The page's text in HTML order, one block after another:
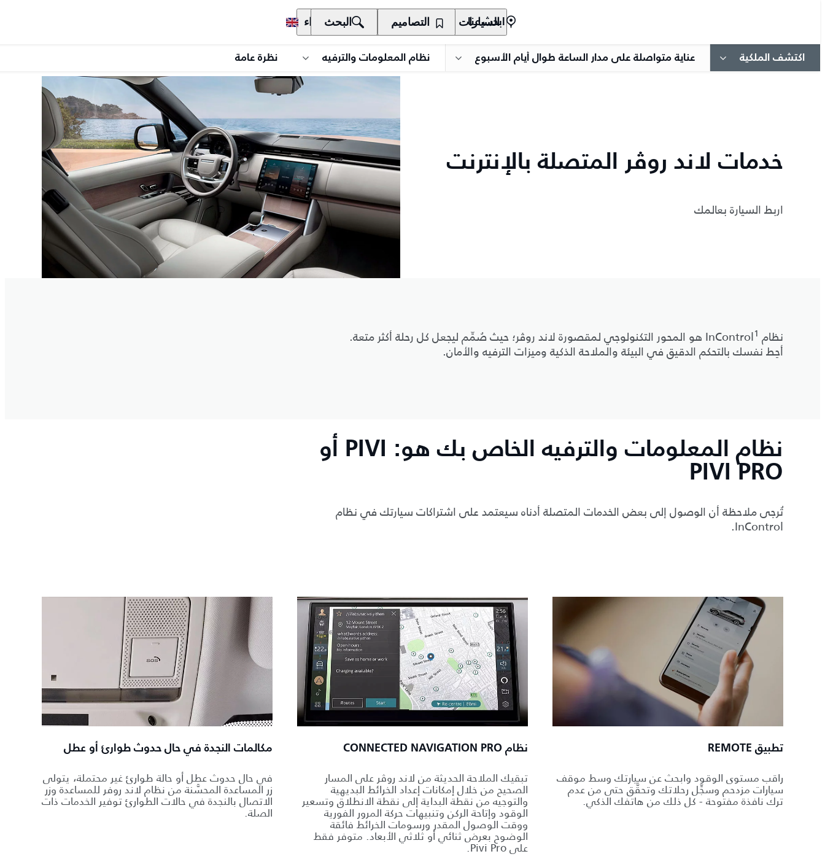
السيارات المالكون الاكتشاف الشراء ابحث عنا التصاميم البحث
اكتشف الملكية عناية متواصلة على مدار الساعة طوال أيام الأسبوع نظام المعلومات والترفيه نظرة عامة
خدمات لاند روڤر المتصلة بالإنترنت
اربط السيارة بعالمك
نظام InControl 1
هو المحور التكنولوجي لمقصورة لاند روڤر؛ حيث صُمِّم ليجعل كل رحلة أكثر متعة.
أحِط نفسك بالتحكم الدقيق في البيئة والملاحة الذكية وميزات الترفيه والأمان.
نظام المعلومات والترفيه الخاص بك هو: PIVI أو
PIVI PRO
تُرجى ملاحظة أن الوصول إلى بعض الخدمات المتصلة أدناه سيعتمد على اشتراكات سيارتك في نظام
InControl.
تطبيق REMOTE
راقب مستوى الوقود وابحث عن سيارتك وسط موقف
سيارات مزدحم وسجِّل رحلاتك وتحقَّق حتى من عدم
ترك نافذة مفتوحة - كل ذلك من هاتفك الذكي.
نظام CONNECTED NAVIGATION PRO
تبقيك الملاحة الحديثة من لاند روڤر على المسار
الصحيح من خلال إمكانات إعداد الخرائط البديهية
والتوجيه من نقطة البداية إلى نقطة الانطلاق وتسعير
الوقود وإتاحة الركن وتنبيهات حركة المرور الفورية
ووقت الوصول المقدر ورسومات الخرائط فائقة
الوضوح بعرض ثنائي أو ثلاثي الأبعاد. متوفر فقط
على Pivi Pro.
مكالمات النجدة في حال حدوث طوارئ أو عطل
في حال حدوث عطل أو حالة طوارئ غير محتملة، يتولى
زر المساعدة المحسَّنة من نظام لاند روفر للمساعدة وزر
الاتصال بالنجدة في حالات الطوارئ توفير الخدمات ذات
الصلة.